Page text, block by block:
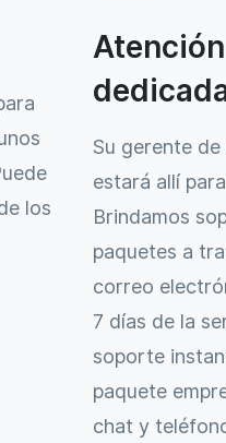
los
Su gerente
estará allí
Brindamos
paquetes a
correo
7 días de la
soporte
paquete
chat y